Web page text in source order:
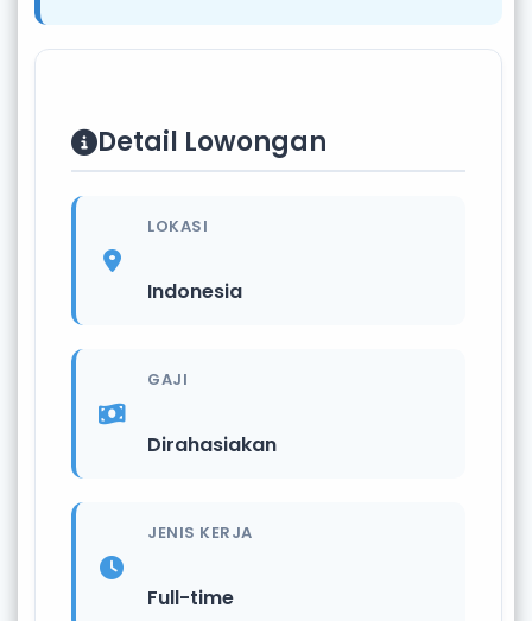
Detail Lowongan
LOKASI
Indonesia
GAJI
Dirahasiakan
JENIS KERJA
Full-time